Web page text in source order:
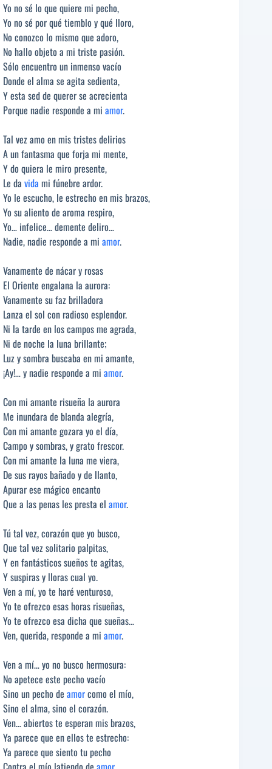
Yo no sé lo que quiere mi pecho,
Yo no sé por qué tiemblo y qué lloro,
No conozco lo mismo que adoro,
No hallo objeto a mi triste pasión.
Sólo encuentro un inmenso vacío
Donde el alma se agita sedienta,
Y esta sed de querer se acrecienta
Porque nadie responde a mi amor.
Tal vez amo en mis tristes delirios
A un fantasma que forja mi mente,
Y do quiera le miro presente,
Le da vida mi fúnebre ardor.
Yo le escucho, le estrecho en mis brazos,
Yo su aliento de aroma respiro,
Yo… infelice… demente deliro…
Nadie, nadie responde a mi amor.
Vanamente de nácar y rosas
El Oriente engalana la aurora:
Vanamente su faz brilladora
Lanza el sol con radioso esplendor.
Ni la tarde en los campos me agrada,
Ni de noche la luna brillante;
Luz y sombra buscaba en mi amante,
¡Ay!… y nadie responde a mi amor.
Con mi amante risueña la aurora
Me inundara de blanda alegría,
Con mi amante gozara yo el día,
Campo y sombras, y grato frescor.
Con mi amante la luna me viera,
De sus rayos bañado y de llanto,
Apurar ese mágico encanto
Que a las penas les presta el amor.
Tú tal vez, corazón que yo busco,
Que tal vez solitario palpitas,
Y en fantásticos sueños te agitas,
Y suspiras y lloras cual yo.
Ven a mí, yo te haré venturoso,
Yo te ofrezco esas horas risueñas,
Yo te ofrezco esa dicha que sueñas…
Ven, querida, responde a mi amor.
Ven a mí… yo no busco hermosura:
No apetece este pecho vacío
Sino un pecho de amorcomo el mío,
Sino el alma, sino el corazón.
Ven… abiertos te esperan mis brazos,
Ya parece que en ellos te estrecho:
Ya parece que siento tu pecho